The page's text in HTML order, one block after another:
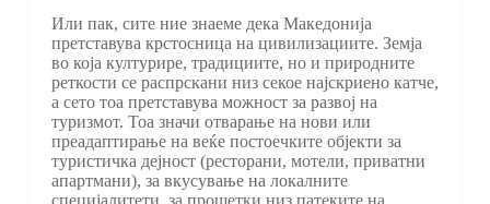
Или пак, сите ние знаеме дека Македонија
претставува крстосница на цивилизациите. Земја
во која културире, традициите, но и природните
реткости се распрскани низ секое најскриено катче,
а сето тоа претставува можност за развој на
туризмот. Тоа значи отварање на нови или
преадаптирање на веќе постоечките објекти за
туристичка дејност (ресторани, мотели, приватни
апартмани), за вкусување на локалните
специјалитети, за прошетки низ патеките на